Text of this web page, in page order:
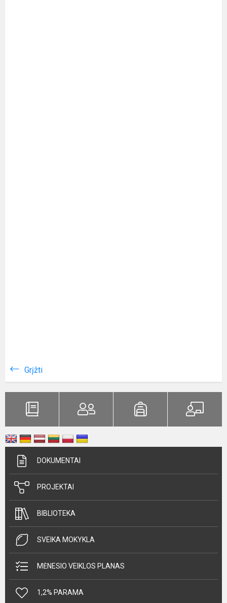
Grįžti
DOKUMENTAI
PROJEKTAI
BIBLIOTEKA
SVEIKA MOKYKLA
MĖNESIO VEIKLOS PLANAS
1,2% PARAMA